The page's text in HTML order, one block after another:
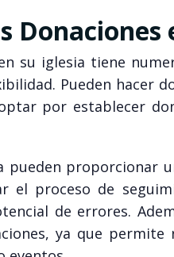
Donaciones
su iglesia tiene
Pueden hacer
por establecer
pueden proporcionar
el proceso de
de errores.
ya que permite